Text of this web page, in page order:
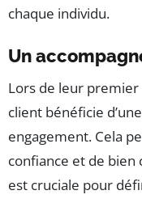
chaque individu.
Un
Lors de leur premier
client bénéficie
engagement. Cela
confiance et de
est cruciale pour